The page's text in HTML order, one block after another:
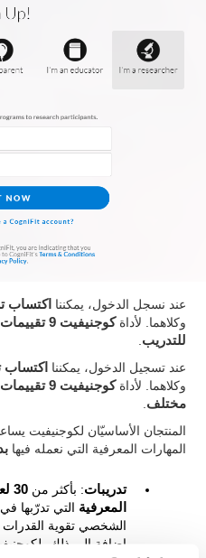
عند نسجل الدخول، يمكننا اكتساب
وكلاهما. لأداة
للتدريب
عند تسجيل الدخول، يمكننا اكتساب
وكلاهما. لأداة
مختلف
المنتجان الأساسيّان لكوجنيفيت
المهارات المعرفية التي نعمله فيها
تدريبات: بأكثر من 30 لعبة للتدريب
المعرفية التي تدرّبها
الشخصي تقوية القدرات
إضافة إلى ذلك،